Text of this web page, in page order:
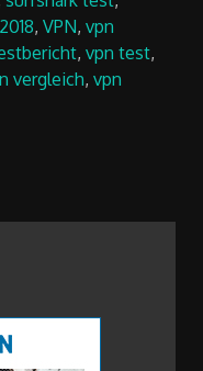
, VPN, vpn
, vpn test,
vergleich, vpn